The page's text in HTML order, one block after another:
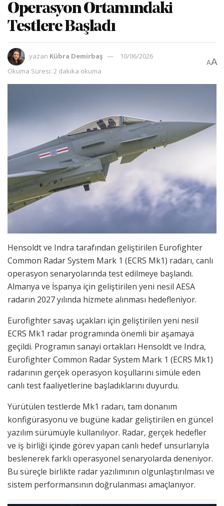
Operasyon Ortamındaki
Testlere Başladı
yazan Kübra Demirbaş
10/06/2026
Okuma Süresi: 2 dakika okuma
AA
Hensoldt ve Indra tarafından geliştirilen Eurofighter
Common Radar System Mark 1 (ECRS Mk1) radarı, canlı
operasyon senaryolarında test edilmeye başlandı.
Almanya ve İspanya için geliştirilen yeni nesil AESA
radarın 2027 yılında hizmete alınması hedefleniyor.
Eurofighter savaş uçakları için geliştirilen yeni nesil
ECRS Mk1 radar programında önemli bir aşamaya
geçildi. Programın sanayi ortakları Hensoldt ve Indra,
Eurofighter Common Radar System Mark 1 (ECRS Mk1)
radarının gerçek operasyon koşullarını simüle eden
canlı test faaliyetlerine başladıklarını duyurdu.
Yürütülen testlerde Mk1 radarı, tam donanım
konfigürasyonu ve bugüne kadar geliştirilen en güncel
yazılım sürümüyle kullanılıyor. Radar, gerçek hedefler
ve iş birliği içinde görev yapan canlı hedef unsurlarıyla
beslenerek farklı operasyonel senaryolarda deneniyor.
Bu süreçle birlikte radar yazılımının olgunlaştırılması ve
sistem performansının doğrulanması amaçlanıyor.